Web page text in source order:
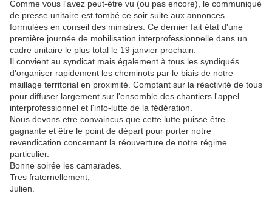
Comme vous l'avez peut-être vu (ou pas encore), le communiqué
de presse unitaire est tombé ce soir suite aux annonces
formulées en conseil des ministres. Ce dernier fait état d'une
première journée de mobilisation interprofessionnelle dans un
cadre unitaire le plus total le 19 janvier prochain.
Il convient au syndicat mais également à tous les syndiqués
d'organiser rapidement les cheminots par le biais de notre
maillage territorial en proximité. Comptant sur la réactivité de tous
pour diffuser largement sur l'ensemble des chantiers l'appel
interprofessionnel et l'info-lutte de la fédération.
Nous devons etre convaincus que cette lutte puisse être
gagnante et être le point de départ pour porter notre
revendication concernant la réouverture de notre régime
particulier.
Bonne soirée les camarades.
Tres fraternellement,
Julien.